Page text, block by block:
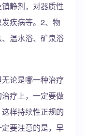
静剂，对器质性
疾病等。2、物
温水浴、矿泉浴
论是哪一种治疗
疗上，一定要做
样持续性正规的
要注意的是，早